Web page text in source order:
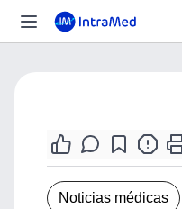
Noticias médicas